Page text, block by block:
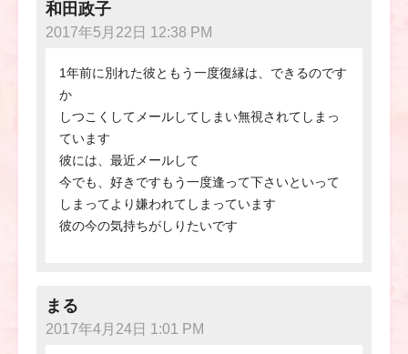
和田政子
2017年5月22日 12:38 PM
1年前に別れた彼ともう一度復縁は、できるのです
か
しつこくしてメールしてしまい無視されてしまっ
ています
彼には、最近メールして
今でも、好きですもう一度逢って下さいといって
しまってより嫌われてしまっています
彼の今の気持ちがしりたいです
まる
2017年4月24日 1:01 PM